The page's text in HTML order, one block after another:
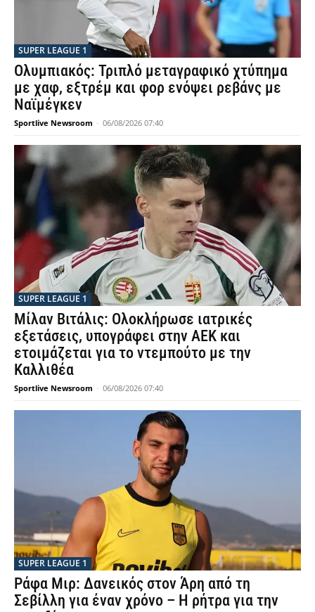
SUPER LEAGUE 1
Ολυμπιακός: Τριπλό μεταγραφικό χτύπημα
με χαφ, εξτρέμ και φορ ενόψει ρεβάνς με
Ναϊμέγκεν
Sportlive Newsroom - 06/08/2026 07:40
SUPER LEAGUE 1
Μίλαν Βιτάλις: Ολοκλήρωσε ιατρικές
εξετάσεις, υπογράφει στην ΑΕΚ και
ετοιμάζεται για το ντεμπούτο με την
Καλλιθέα
Sportlive Newsroom - 06/08/2026 07:40
SUPER LEAGUE 1
Ράφα Μιρ: Δανεικός στον Άρη από τη
Σεβίλλη για έναν χρόνο – Η ρήτρα για την